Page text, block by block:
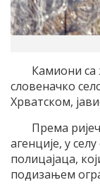
Камиони са
словеначко
Хрватском,
Према
агенције, у
полицајаца,
подизањем